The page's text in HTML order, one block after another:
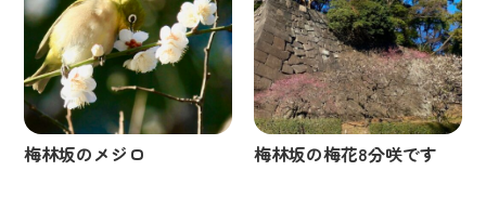
梅林坂のメジロ 梅林坂の梅花8分咲です